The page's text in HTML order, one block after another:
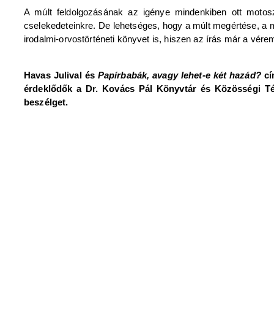
A múlt feldolgozásának az igénye mindenkiben ott
cselekedeteinkre. De lehetséges, hogy a múlt megértése, a
irodalmi-orvostörténeti könyvet is, hiszen az írás már a
Havas Julival és Papírbabák, avagy lehet-e két hazád?
érdeklődők a Dr. Kovács Pál Könyvtár és Közösségi
beszélget.